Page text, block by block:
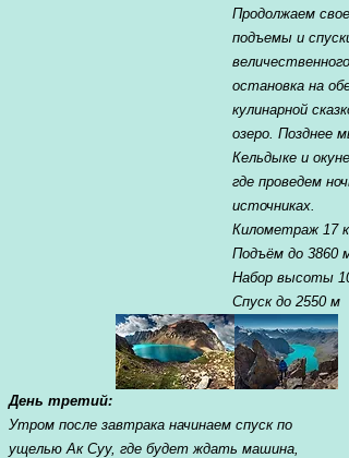
Продолжаем
подъемы и
остановка на
кулинарной
озеро. Позднее
Кельдыке и
где проведем
источниках.
Километраж 17
Подъём до 3860 м.
Набор высоты
Спуск до 2550 м
День третий:
Утром после завтрака начинаем спуск по
ущелью Ак Суу, где будет ждать машина,